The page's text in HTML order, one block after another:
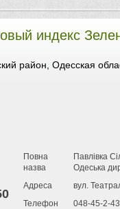
индекс
район, Одесская
Повна
назва
Павлівка
Одеська
Адреса
вул.
Телефон
048-45-2-